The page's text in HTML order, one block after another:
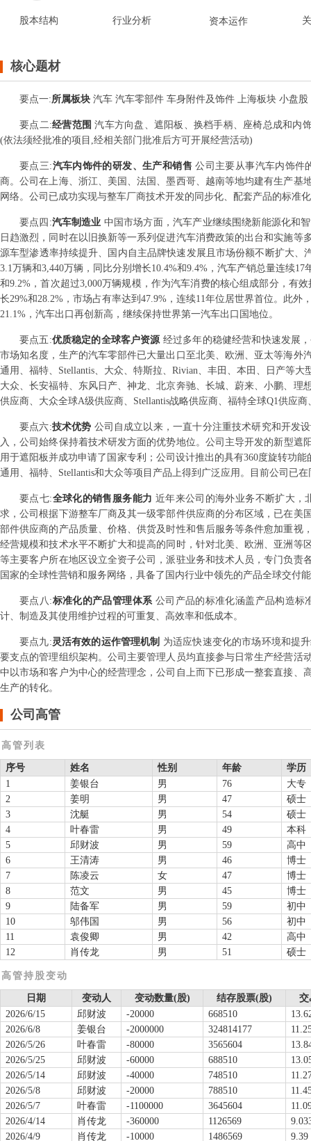
股本结构 行业分析 资本运作
核心题材
要点一:所属板块 汽车 汽车零部件 车身附件及饰件 上海板块 小盘
要点二:经营范围汽车方向盘、遮阳板、换档手柄、座椅总成和内
(依法须经批准的项目,经相关部门批准后方可开展经营活动)
要点三:汽车内饰件的研发、生产和销售公司主要从事汽车内饰件
商。公司在上海、浙江、美国、法国、墨西哥、越南等地均建有生产
网络。公司已成功实现与整车厂商技术开发的同步化、配套产品的标准
要点 四 :汽车制造业 中国市场方面，汽车产业继续围绕新能源化和
日趋激烈，同时在以旧换新等一系列促进汽车消费政策的出台和实施
源车型渗透率持续提升、国内自主品牌快速发展且市场份额不断扩大
3.1万辆和3,440万辆，同比分别增长10.4%和9.4%，汽车产销总量连续
和9.2%，首次超过3,000万辆规模，作为汽车消费的核心组成部分，有
长29%和28.2%，市场占有率达到47.9%，连续11年位居世界首位。此
21.1%，汽车出口再创新高，继续保持世界第一汽车出口国地位。
要点五 :优质稳定的全球客户资源 经过多年的稳健经营和快速发展
市场知名度，生产的汽车零部件已大量出口至北美、欧洲、亚太等海
通用、福特、Stellantis、大众、特斯拉、Rivian、丰田、本田、日产等
大众、长安福特、东风日产、神龙、北京奔驰、长城、蔚来、小鹏、
供应商、大众全球A级供应商、Stellantis战略供应商、福特全球Q1供应
要点六:技术优势 公司自成立以来，一直十分注重技术研究和开发
入，公司始终保持着技术研发方面的优势地位。公司主导开发的新型
用于遮阳板并成功申请了国家专利；公司设计推出的具有360度旋转功
通用、福特、Stellantis和大众等项目产品上得到广泛应用。目前公司已
要点七:全球化的销售服务能力 近年来公司的海外业务不断扩大，
求，公司根据下游整车厂商及其一级零部件供应商的分布区域，已在
部件供应商的产品质量、价格、供货及时性和售后服务等条件愈加重
经营规模和技术水平不断扩大和提高的同时，针对北美、欧洲、亚洲
等主要客户所在地区设立全资子公司，派驻业务和技术人员，专门负
国家的全球性营销和服务网络，具备了国内行业中领先的产品全球交付
要点 八 :标准化的产品管理体系 公司产品的标准化涵盖产品构造标
计、制造及其使用维护过程的可重复、高效率和低成本。
要点九:灵活有效的运作管理机制 为适应快速变化的市场环境和提
要支点的管理组织架构。公司主要管理人员均直接参与日常生产经营
中以市场和客户为中心的经营理念，公司自上而下已形成一整套直接
生产的转化。
公司高管
高管列表
序号 姓名 性别 年龄
学历
1
姜银台 男 76
大专
2
姜明 男 47
硕士
3
沈艇 男 54
硕士
4
叶春雷 男 49
本科
5
邱财波 男 59
高中
6
王清涛 男 46
博士
7
陈凌云 女 47
博士
8
范文 男 45
博士
9
陆备军 男 59
初中
10
邬伟国 男 56
初中
11
袁俊卿 男 42
高中
12
肖传龙 男 51 硕士
高管持股变动
日期 变动人 变动数量(股) 结存股票(股)
交
2026/6/15
邱财波 -20000 668510
2026/6/8
姜银台 -2000000 324814177
2026/5/26
叶春雷 -80000 3565604
2026/5/25
邱财波 -60000 688510
2026/5/14
邱财波 -40000 748510
2026/5/8
邱财波 -20000 788510
2026/5/7
叶春雷 -1100000 3645604
2026/4/14
肖传龙 -360000 1126569
2026/4/9
肖传龙 -10000 1486569 9.39